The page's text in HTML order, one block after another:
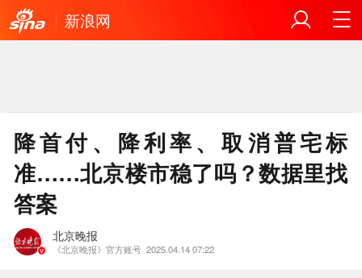
新浪网
降首付、降利率、取消普宅标
准……北京楼市稳了吗？数据里找
答案
北京晚报
《北京晚报》官方账号 2025.04.14 07:22